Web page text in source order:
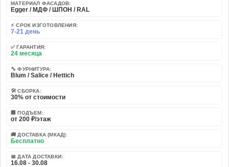
МАТЕРИАЛ ФАСАДОВ:
Egger / МДФ / ШПОН / RAL
⚡ СРОК ИЗГОТОВЛЕНИЯ:
7-21 день
✅ ГАРАНТИЯ:
24 месяца
🔧 ФУРНИТУРА:
Blum / Salice / Hettich
🛠️ СБОРКА:
30% от стоимости
🏢 ПОДЪЕМ:
от 200 ₽/этаж
🚚 ДОСТАВКА (МКАД):
Бесплатно
📅 ДАТА ДОСТАВКИ:
16.08 - 30.08